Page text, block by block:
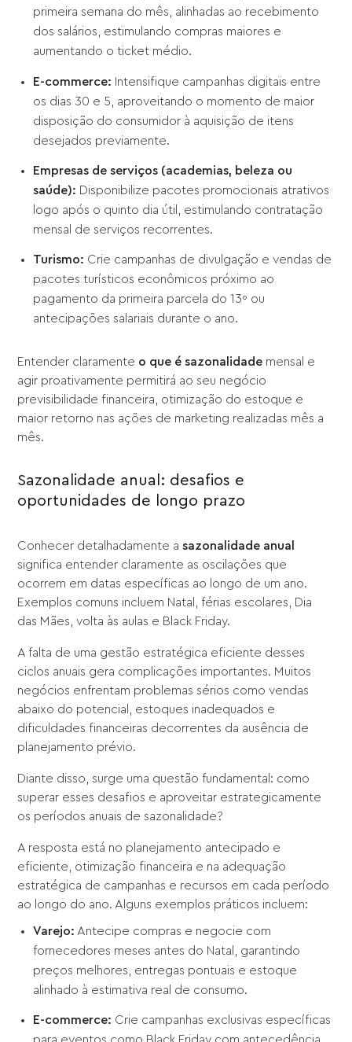
primeira semana do mês, alinhadas ao recebimento
dos salários, estimulando compras maiores e
aumentando o ticket médio.
E-commerce: Intensifique campanhas digitais entre
os dias 30 e 5, aproveitando o momento de maior
disposição do consumidor à aquisição de itens
desejados previamente.
Empresas de serviços (academias, beleza ou
saúde): Disponibilize pacotes promocionais atrativos
logo após o quinto dia útil, estimulando contratação
mensal de serviços recorrentes.
Turismo: Crie campanhas de divulgação e vendas de
pacotes turísticos econômicos próximo ao
pagamento da primeira parcela do 13º ou
antecipações salariais durante o ano.
Entender claramente o que é sazonalidade mensal e
agir proativamente permitirá ao seu negócio
previsibilidade financeira, otimização do estoque e
maior retorno nas ações de marketing realizadas mês a
mês.
Sazonalidade anual: desafios e
oportunidades de longo prazo
Conhecer detalhadamente asazonalidade anual
significa entender claramente as oscilações que
ocorrem em datas específicas ao longo de um ano.
Exemplos comuns incluem Natal, férias escolares, Dia
das Mães, volta às aulas e Black Friday.
A falta de uma gestão estratégica eficiente desses
ciclos anuais gera complicações importantes. Muitos
negócios enfrentam problemas sérios como vendas
abaixo do potencial, estoques inadequados e
dificuldades financeiras decorrentes da ausência de
planejamento prévio.
Diante disso, surge uma questão fundamental: como
superar esses desafios e aproveitar estrategicamente
os períodos anuais de sazonalidade?
A resposta está no planejamento antecipado e
eficiente, otimização financeira e na adequação
estratégica de campanhas e recursos em cada período
ao longo do ano. Alguns exemplos práticos incluem:
Varejo: Antecipe compras e negocie com
fornecedores meses antes do Natal, garantindo
preços melhores, entregas pontuais e estoque
alinhado à estimativa real de consumo.
E-commerce: Crie campanhas exclusivas específicas